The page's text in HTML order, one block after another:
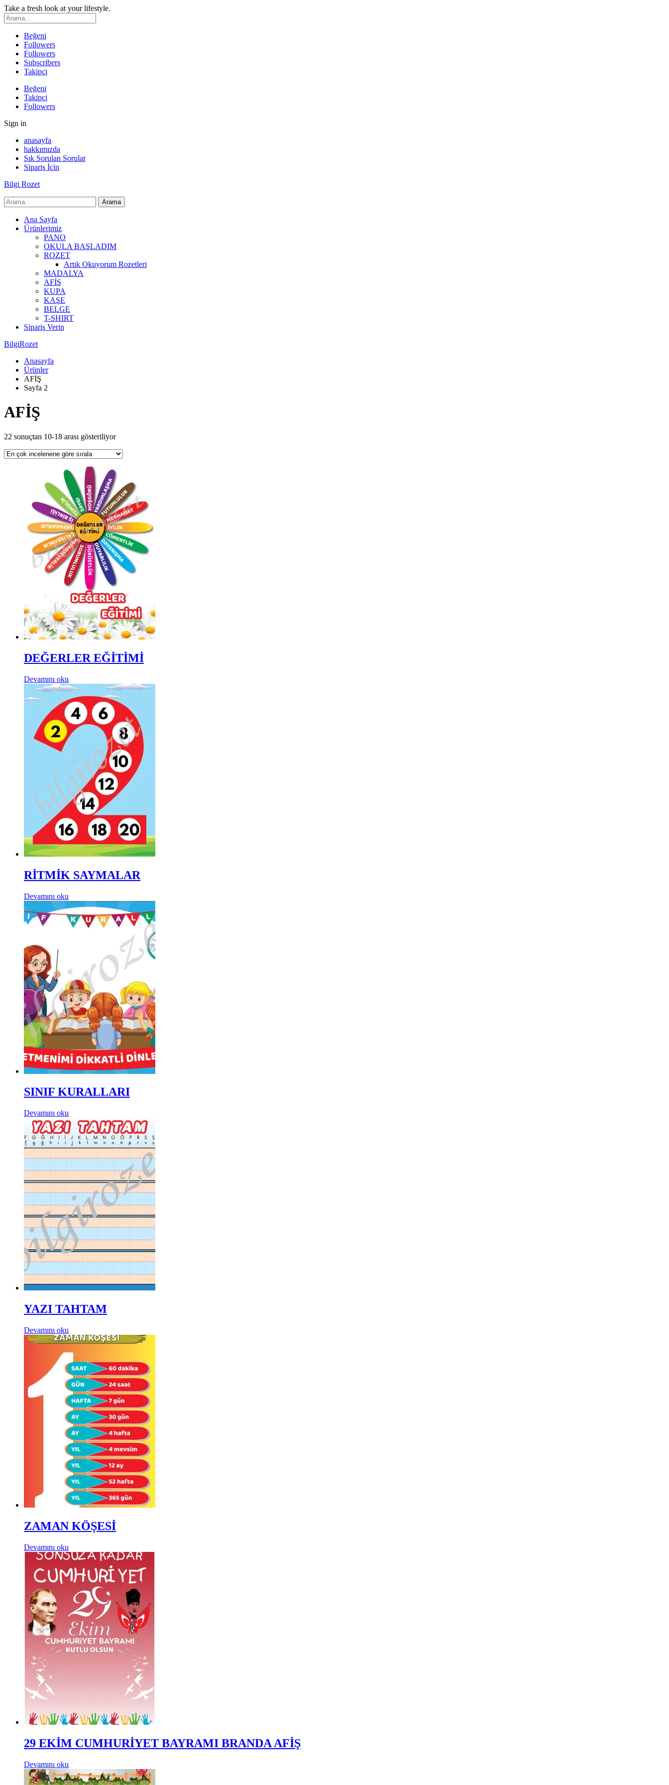
Take a fresh look at your lifestyle.
Beğeni
Followers
Followers
Subscribers
Takipçi
Beğeni
Takipçi
Followers
Sign in
anasayfa
hakkımızda
Sık Sorulan Sorular
Sipariş İçin
Bilgi Rozet
Ana Sayfa
Ürünlerimiz
PANO
OKULA BAŞLADIM
ROZET
Artık Okuyorum Rozetleri
MADALYA
AFİŞ
KUPA
KAŞE
BELGE
T-SHIRT
Sipariş Verin
BilgiRozet
Anasayfa
Ürünler
AFİŞ
Sayfa 2
AFİŞ
22 sonuçtan 10-18 arası gösteriliyor
DEĞERLER EĞİTİMİ
Devamını oku
RİTMİK SAYMALAR
Devamını oku
SINIF KURALLARI
Devamını oku
YAZI TAHTAM
Devamını oku
ZAMAN KÖŞESİ
Devamını oku
29 EKİM CUMHURİYET BAYRAMI BRANDA AFİŞ
Devamını oku